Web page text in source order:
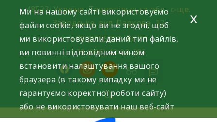
content
48523, Україна, Тернопільська обл., с-ще.
Заводське, вул. Паркова, 12
+38 (03552) 2-49-77
+38 (096) 42-93-282
facebookinstagramyoutube
Ми на нашому сайті використовуємо
файли cookie, якщо ви не згодні, щоб
ми використовували даний тип файлів,
ви повинні відповідним чином
встановити налаштування вашого
браузера (в такому випадку ми не
гарантуємо коректної роботи сайту)
або не використовувати наш веб-сайт
x